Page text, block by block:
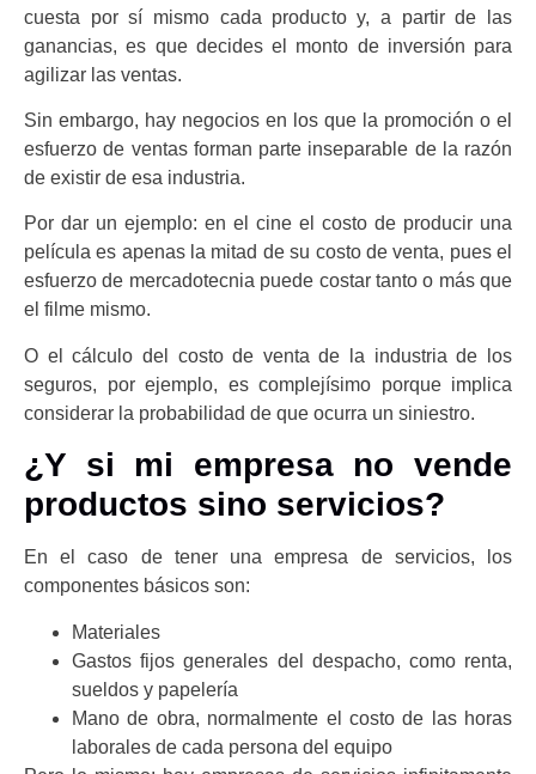
cuesta por sí mismo cada producto y, a partir de las
ganancias, es que decides el monto de inversión para
agilizar las ventas.
Sin embargo, hay negocios en los que la promoción o el
esfuerzo de ventas forman parte inseparable de la razón
de existir de esa industria.
Por dar un ejemplo: en el cine el costo de producir una
película es apenas la mitad de su costo de venta, pues el
esfuerzo de mercadotecnia puede costar tanto o más que
el filme mismo.
O el cálculo del costo de venta de la industria de los
seguros, por ejemplo, es complejísimo porque implica
considerar la probabilidad de que ocurra un siniestro.
¿Y si mi empresa no vende
productos sino servicios?
En el caso de tener una empresa de servicios, los
componentes básicos son:
Materiales
Gastos fijos generales del despacho, como renta,
sueldos y papelería
Mano de obra, normalmente el costo de las horas
laborales de cada persona del equipo